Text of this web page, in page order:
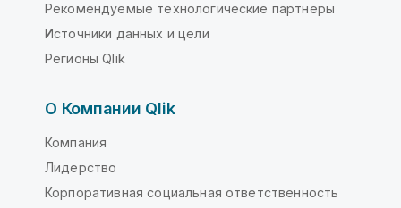
Рекомендуемые технологические партнеры
Источники данных и цели
Регионы Qlik
О Компании Qlik
Компания
Лидерство
Корпоративная социальная ответственность